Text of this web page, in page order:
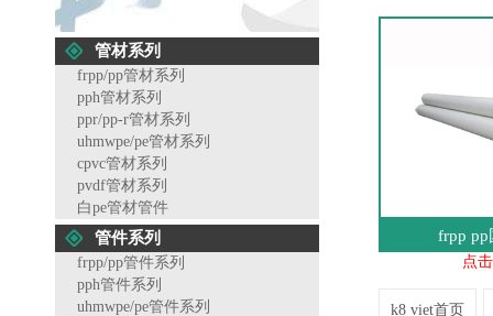
管材系列
frpp/pp管材系列
pph管材系列
ppr/pp-r管材系列
uhmwpe/pe管材系列
cpvc管材系列
pvdf管材系列
白pe管材管件
管件系列
frpp/pp管件系列
pph管件系列
uhmwpe/pe管件系列
frpp pp
点
k8 viet首页